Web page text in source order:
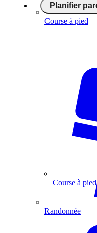
Planifier
Course à pied
Course à pied
Randonnée